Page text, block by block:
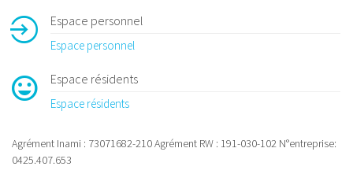
Espace personnel
Espace personnel
Espace résidents
Espace résidents
Agrément Inami : 73071682-210 Agrément RW : 191-030-102 N°entreprise:
0425.407.653